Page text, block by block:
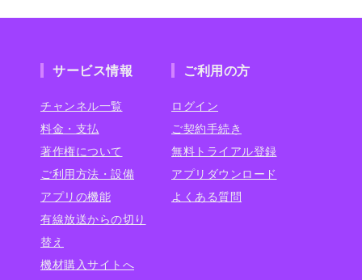
サービス情報
チャンネル一覧
料金・支払
著作権について
ご利用方法・設備
アプリの機能
有線放送からの切り
替え
機材購入サイトへ
ご利用の方
ログイン
ご契約手続き
無料トライアル登録
アプリダウンロード
よくある質問